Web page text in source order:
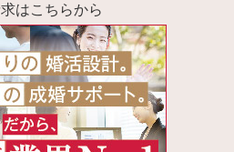
はこちらから